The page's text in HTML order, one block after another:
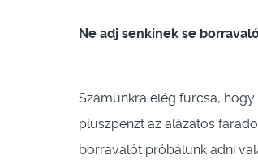
Ne adj senkinek se
Számunkra elég furcsa,
pluszpénzt az alázatos
borravalót próbálunk adni